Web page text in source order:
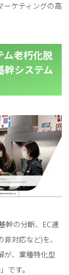
ーケティングの高
ム老朽化脱
幹システム
幹の分断、EC連
対応など)を、
が、業種特化型
です。